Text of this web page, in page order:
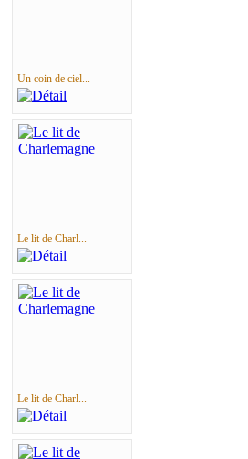
Un coin de ciel...
Le lit de Charl...
Le lit de Charl...